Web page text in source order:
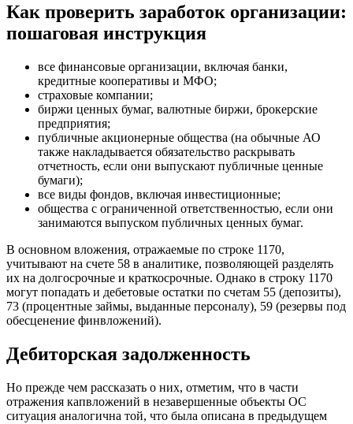
Как проверить заработок организации:
пошаговая инструкция
все финансовые организации, включая банки,
кредитные кооперативы и МФО;
страховые компании;
биржи ценных бумаг, валютные биржи, брокерские
предприятия;
публичные акционерные общества (на обычные АО
также накладывается обязательство раскрывать
отчетность, если они выпускают публичные ценные
бумаги);
все виды фондов, включая инвестиционные;
общества с ограниченной ответственностью, если они
занимаются выпуском публичных ценных бумаг.
В основном вложения, отражаемые по строке 1170,
учитывают на счете 58 в аналитике, позволяющей разделять
их на долгосрочные и краткосрочные. Однако в строку 1170
могут попадать и дебетовые остатки по счетам 55 (депозиты),
73 (процентные займы, выданные персоналу), 59 (резервы под
обесценение финвложений).
Дебиторская задолженность
Но прежде чем рассказать о них, отметим, что в части
отражения капвложений в незавершенные объекты ОС
ситуация аналогична той, что была описана в предыдущем